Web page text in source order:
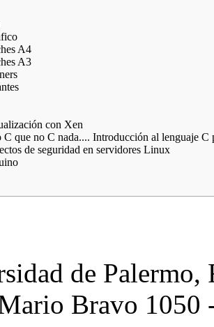
A4
A3
con Xen
C que no C nada.... Introducción al lenguaje C
de seguridad en servidores Linux
de Palermo,
Bravo 1050